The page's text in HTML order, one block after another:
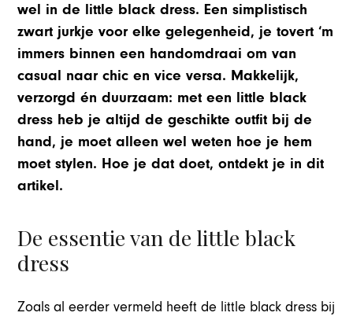
wel in de little black dress. Een simplistisch
zwart jurkje voor elke gelegenheid, je tovert ‘m
immers binnen een handomdraai om van
casual naar chic en vice versa. Makkelijk,
verzorgd én duurzaam: met een little black
dress heb je altijd de geschikte outfit bij de
hand, je moet alleen wel weten hoe je hem
moet stylen. Hoe je dat doet, ontdekt je in dit
artikel.
De essentie van de little black
dress
Zoals al eerder vermeld heeft de little black dress bij